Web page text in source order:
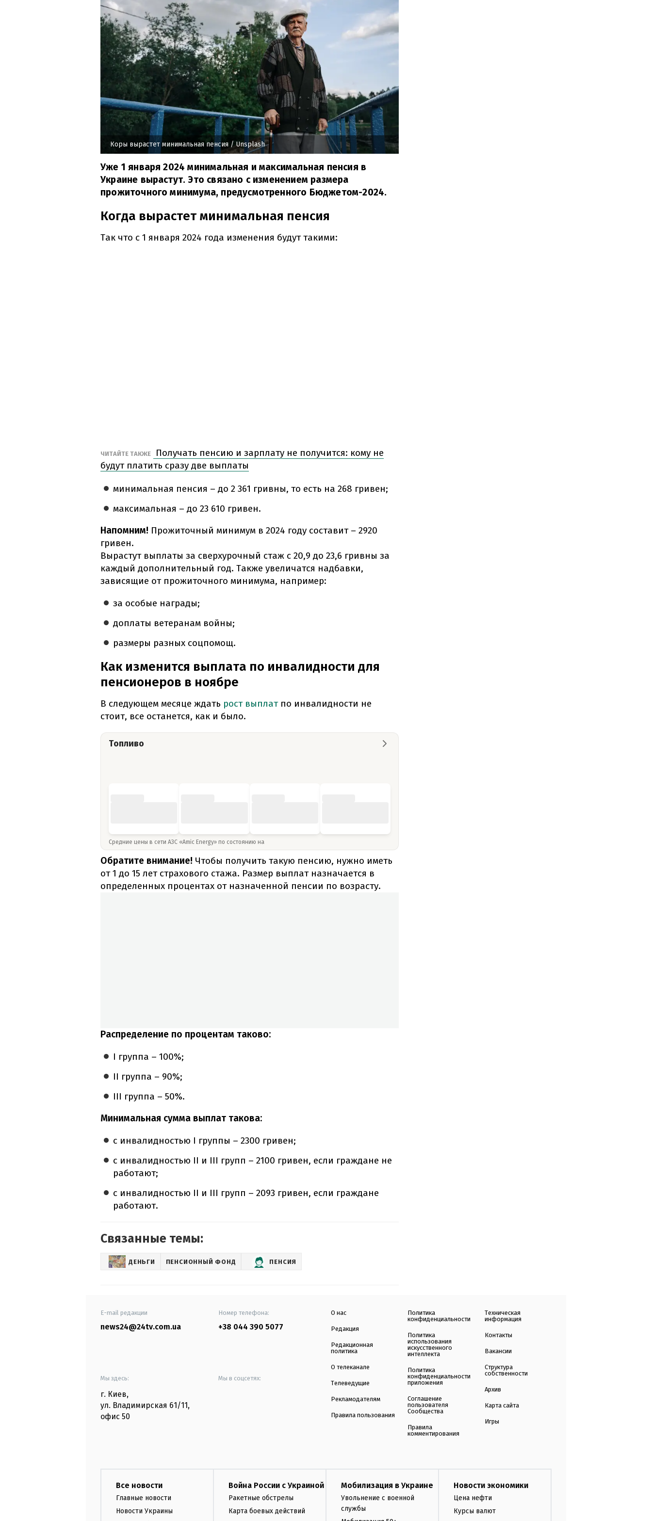
Коры вырастет минимальная пенсия / Unsplash
Уже 1 января 2024 минимальная и максимальная пенсия в
Украине вырастут. Это связано с изменением размера
прожиточного минимума, предусмотренного Бюджетом-2024.
Когда вырастет минимальная пенсия
Так что с 1 января 2024 года изменения будут такими:
ЧИТАЙТЕ ТАКЖЕ
Получать пенсию и зарплату не получится: кому не
будут платить сразу две выплаты
минимальная пенсия – до 2 361 гривны, то есть на 268 гривен;
максимальная – до 23 610 гривен.
Напомним! Прожиточный минимум в 2024 году составит – 2920
гривен.
Вырастут выплаты за сверхурочный стаж с 20,9 до 23,6 гривны за
каждый дополнительный год. Также увеличатся надбавки,
зависящие от прожиточного минимума, например:
за особые награды;
доплаты ветеранам войны;
размеры разных соцпомощ.
Как изменится выплата по инвалидности для
пенсионеров в ноябре
В следующем месяце ждать рост выплатпо инвалидности не
стоит, все останется, как и было.
Топливо
Средние цены в сети АЗС «Amic Energy» по состоянию на
Обратите внимание! Чтобы получить такую пенсию, нужно иметь
от 1 до 15 лет страхового стажа. Размер выплат назначается в
определенных процентах от назначенной пенсии по возрасту.
Распределение по процентам таково:
I группа – 100%;
II группа – 90%;
III группа – 50%.
Минимальная сумма выплат такова:
с инвалидностью I группы – 2300 гривен;
с инвалидностью II и III групп – 2100 гривен, если граждане не
работают;
с инвалидностью II и III групп – 2093 гривен, если граждане
работают.
Связанные темы:
ДЕНЬГИ ПЕНСИОННЫЙ ФОНД ПЕНСИЯ
E-mail редакции
news24@24tv.com.ua
Номер телефона:
+38 044 390 5077
Мы здесь:
г. Киев,
ул. Владимирская 61/11,
офис 50
Мы в соцсетях:
О нас
Редакция
Редакционная
политика
О телеканале
Телеведущие
Рекламодателям
Правила пользования
Политика
конфиденциальности
Политика
использования
искусственного
интеллекта
Политика
конфиденциальности
приложения
Соглашение
пользователя
Сообщества
Правила
комментирования
Техническая
информация
Контакты
Вакансии
Структура
собственности
Архив
Карта сайта
Игры
Все новости
Главные новости
Новости Украины
Война России с Украиной
Ракетные обстрелы
Карта боевых действий
Мобилизация в Украине
Увольнение с военной
службы
Новости экономики
Цена нефти
Курсы валют